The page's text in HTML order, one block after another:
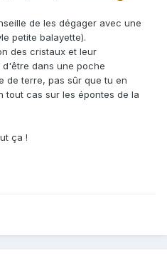
de les dégager avec une
petite balayette).
des cristaux et leur
dans une poche
de terre, pas sûr que tu en
tout cas sur les épontes de la
ça !